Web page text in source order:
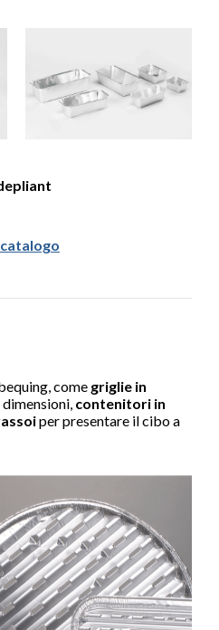
come griglie in
contenitori in
per presentare il cibo a